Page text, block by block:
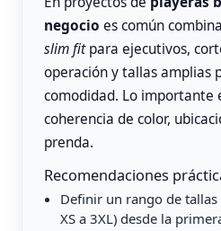
negocio es común
slim fitpara ejecutivos,
operación y tallas amplias
comodidad. Lo importante
coherencia de color,
prenda.
Recomendaciones
Definir un rango de
XS a 3XL) desde la